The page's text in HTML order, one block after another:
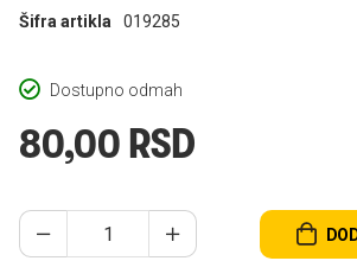
Dostupno odmah
Šifra artikla 019285
80,00 RSD